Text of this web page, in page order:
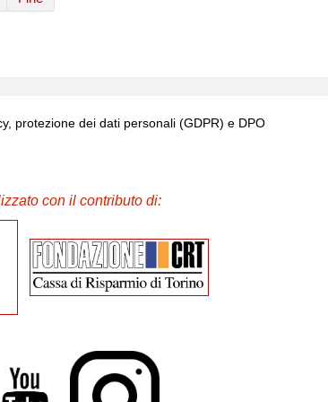
protezione dei dati personali (GDPR) e DPO
con il contributo di: